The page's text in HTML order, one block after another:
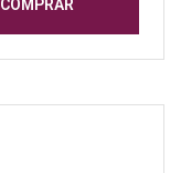
COMPRAR